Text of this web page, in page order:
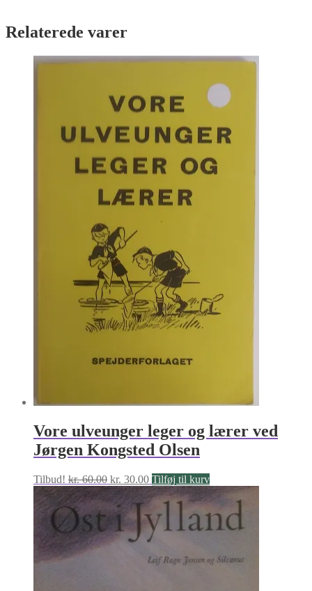
Relaterede varer
Vore ulveunger leger og lærer ved
Jørgen Kongsted Olsen
Tilbud! kr.60.00 Den
oprindelige
pris
var:
kr. 60.00.
kr. 30.00Den
aktuelle
pris
er:
kr. 30.00.
Tilføj til kurv